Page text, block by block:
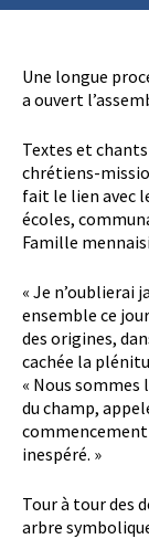
Une longue
a ouvert
Textes et
chrétiens-
fait le lien avec
écoles,
Famille
« Je n’oublierai
ensemble ce
des origines,
cachée la
« Nous
du champ,
commencement
inespéré. »
Tour à tour des
arbre